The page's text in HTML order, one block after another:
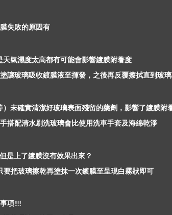
失敗的原因有
氣濕度太高都有可能會影響鍍膜附著度
讓玻璃吸收鍍膜液至揮發，之後再反覆擦拭直到玻
未確實清潔好玻璃表面殘留的藥劑，影響了鍍膜附
搭配清水刷洗玻璃會比使用洗車手套及海綿乾淨
是上了鍍膜沒有效果出來？
把玻璃擦乾再塗抹一次鍍膜至呈現白霧狀即可
項‼️‼️